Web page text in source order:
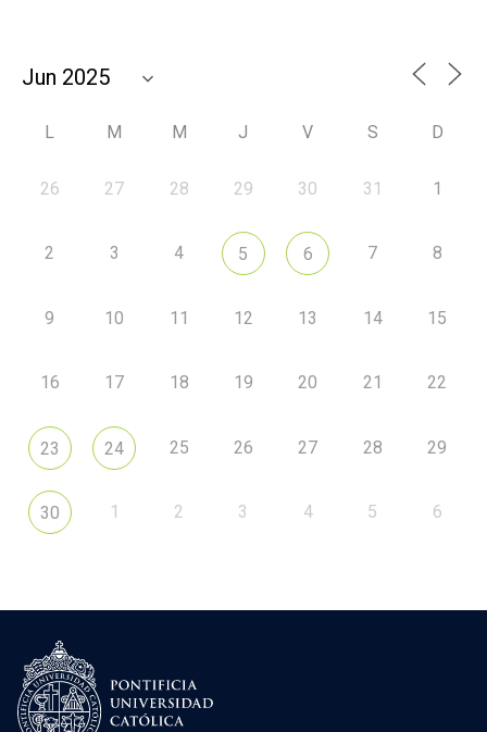
L M M J V S D
26 27 28 29 30 31 1
2 3 4 5 6 7 8
9 10 11 12 13 14 15
16 17 18 19 20 21 22
23 24 25 26 27 28 29
30 1 2 3 4 5 6